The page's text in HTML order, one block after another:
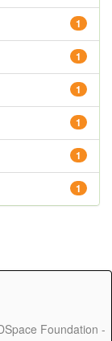
1
1
1
1
1
1
Foundation -